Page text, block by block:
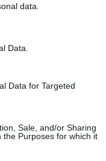
data.
Data.
Data for Targeted
Sale, and/or Sharing
Purposes for which it
légèrement en été,
en ville, qui sont
en milieu urbain